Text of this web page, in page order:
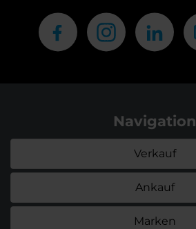
Navigation
Verkauf
Ankauf
Marken